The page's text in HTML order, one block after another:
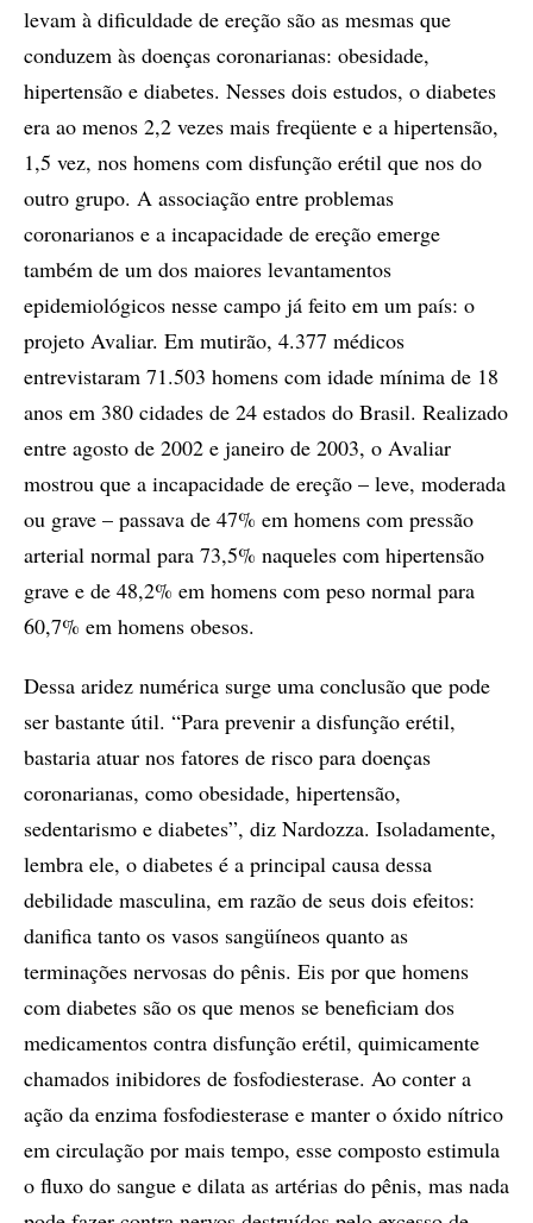
levam à dificuldade de ereção são as mesmas que
conduzem às doenças coronarianas: obesidade,
hipertensão e diabetes. Nesses dois estudos, o diabetes
era ao menos 2,2 vezes mais freqüente e a hipertensão,
1,5 vez, nos homens com disfunção erétil que nos do
outro grupo. A associação entre problemas
coronarianos e a incapacidade de ereção emerge
também de um dos maiores levantamentos
epidemiológicos nesse campo já feito em um país: o
projeto Avaliar. Em mutirão, 4.377 médicos
entrevistaram 71.503 homens com idade mínima de 18
anos em 380 cidades de 24 estados do Brasil. Realizado
entre agosto de 2002 e janeiro de 2003, o Avaliar
mostrou que a incapacidade de ereção – leve, moderada
ou grave – passava de 47% em homens com pressão
arterial normal para 73,5% naqueles com hipertensão
grave e de 48,2% em homens com peso normal para
60,7% em homens obesos.
Dessa aridez numérica surge uma conclusão que pode
ser bastante útil. “Para prevenir a disfunção erétil,
bastaria atuar nos fatores de risco para doenças
coronarianas, como obesidade, hipertensão,
sedentarismo e diabetes”, diz Nardozza. Isoladamente,
lembra ele, o diabetes é a principal causa dessa
debilidade masculina, em razão de seus dois efeitos:
danifica tanto os vasos sangüíneos quanto as
terminações nervosas do pênis. Eis por que homens
com diabetes são os que menos se beneficiam dos
medicamentos contra disfunção erétil, quimicamente
chamados inibidores de fosfodiesterase. Ao conter a
ação da enzima fosfodiesterase e manter o óxido nítrico
em circulação por mais tempo, esse composto estimula
o fluxo do sangue e dilata as artérias do pênis, mas nada